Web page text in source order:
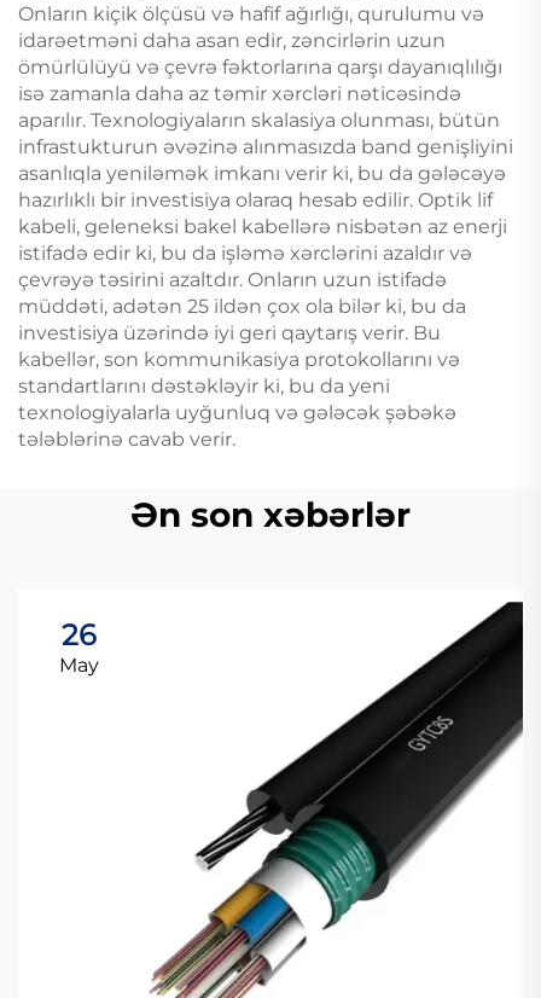
Onların kiçik ölçüsü və hafif ağırlığı, qurulumu və
idarəetməni daha asan edir, zəncirlərin uzun
ömürlülüyü və çevrə fəktorlarına qarşı dayanıqlılığı
isə zamanla daha az təmir xərcləri nəticəsində
aparılır. Texnologiyaların skalasiya olunması, bütün
infrastukturun əvəzinə alınmasızda band genişliyini
asanlıqla yeniləmək imkanı verir ki, bu da gələcəyə
hazırlıklı bir investisiya olaraq hesab edilir. Optik lif
kabeli, geleneksi bakel kabellərə nisbətən az enerji
istifadə edir ki, bu da işləmə xərclərini azaldır və
çevrəyə təsirini azaltdır. Onların uzun istifadə
müddəti, adətən 25 ildən çox ola bilər ki, bu da
investisiya üzərində iyi geri qaytarış verir. Bu
kabellər, son kommunikasiya protokollarını və
standartlarını dəstəkləyir ki, bu da yeni
texnologiyalarla uyğunluq və gələcək şəbəkə
tələblərinə cavab verir.
Ən son xəbərlər
26
May